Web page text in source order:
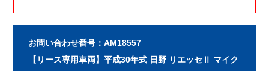
お問い合わせ番号：AM18557
【リース専用車両】平成30年式 日野 リエッセⅡ マイク